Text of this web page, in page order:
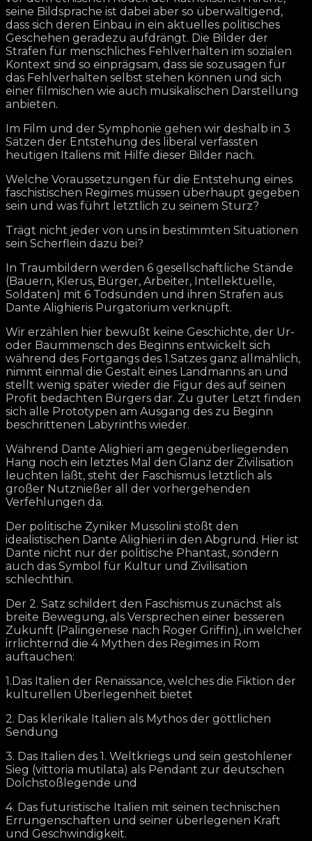
seine Bildsprache ist dabei aber so überwältigend,
dass sich deren Einbau in ein aktuelles politisches
Geschehen geradezu aufdrängt. Die Bilder der
Strafen für menschliches Fehlverhalten im sozialen
Kontext sind so einprägsam, dass sie sozusagen für
das Fehlverhalten selbst stehen können und sich
einer filmischen wie auch musikalischen Darstellung
anbieten.
Im Film und der Symphonie gehen wir deshalb in 3
Sätzen der Entstehung des liberal verfassten
heutigen Italiens mit Hilfe dieser Bilder nach.
Welche Voraussetzungen für die Entstehung eines
faschistischen Regimes müssen überhaupt gegeben
sein und was führt letztlich zu seinem Sturz?
Trägt nicht jeder von uns in bestimmten Situationen
sein Scherflein dazu bei?
In Traumbildern werden 6 gesellschaftliche Stände
(Bauern, Klerus, Bürger, Arbeiter, Intellektuelle,
Soldaten) mit 6 Todsünden und ihren Strafen aus
Dante Alighieris Purgatorium verknüpft.
Wir erzählen hier bewußt keine Geschichte, der Ur-
oder Baummensch des Beginns entwickelt sich
während des Fortgangs des 1.Satzes ganz allmählich,
nimmt einmal die Gestalt eines Landmanns an und
stellt wenig später wieder die Figur des auf seinen
Profit bedachten Bürgers dar. Zu guter Letzt finden
sich alle Prototypen am Ausgang des zu Beginn
beschrittenen Labyrinths wieder.
Während Dante Alighieri am gegenüberliegenden
Hang noch ein letztes Mal den Glanz der Zivilisation
leuchten läßt, steht der Faschismus letztlich als
großer Nutznießer all der vorhergehenden
Verfehlungen da.
Der politische Zyniker Mussolini stößt den
idealistischen Dante Alighieri in den Abgrund. Hier ist
Dante nicht nur der politische Phantast, sondern
auch das Symbol für Kultur und Zivilisation
schlechthin.
Der 2. Satz schildert den Faschismus zunächst als
breite Bewegung, als Versprechen einer besseren
Zukunft (Palingenese nach Roger Griffin), in welcher
irrlichternd die 4 Mythen des Regimes in Rom
auftauchen:
1.Das Italien der Renaissance, welches die Fiktion der
kulturellen Überlegenheit bietet
2. Das klerikale Italien als Mythos der göttlichen
Sendung
3. Das Italien des 1. Weltkriegs und sein gestohlener
Sieg (vittoria mutilata) als Pendant zur deutschen
Dolchstoßlegende und
4. Das futuristische Italien mit seinen technischen
Errungenschaften und seiner überlegenen Kraft
und Geschwindigkeit.